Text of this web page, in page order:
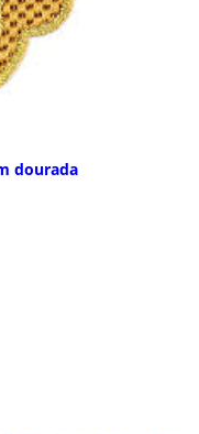
dourada